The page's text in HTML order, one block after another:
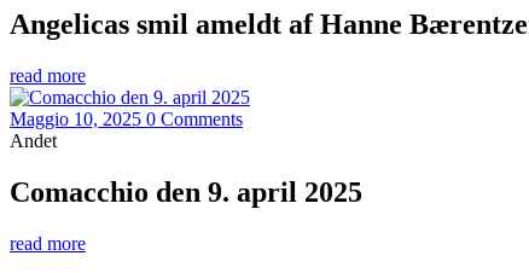
Angelicas smil ameldt af Hanne
read more
Maggio 10, 2025 0 Comments
Andet
Comacchio den 9. april 2025
read more